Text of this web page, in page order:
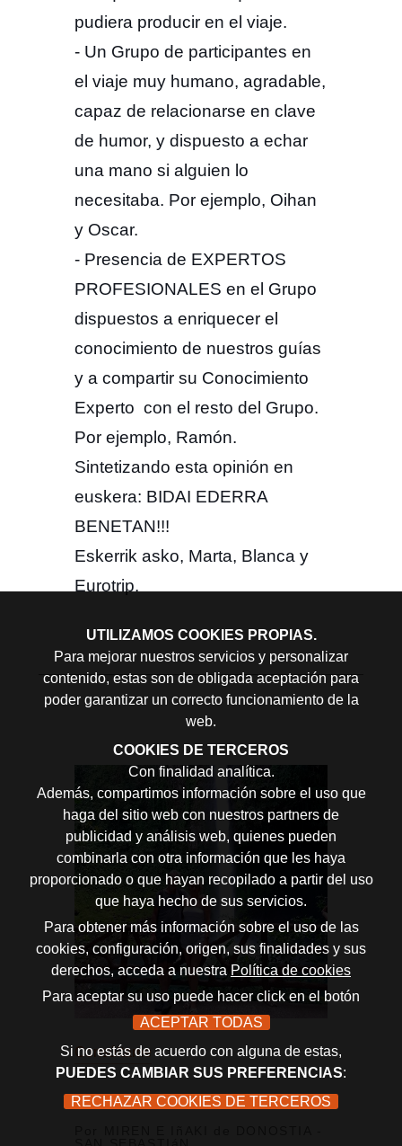
UTILIZAMOS COOKIES PROPIAS.
Para mejorar nuestros servicios y personalizar
contenido, estas son de obligada aceptación para
poder garantizar un correcto funcionamiento de la
web.
COOKIES DE TERCEROS
Con finalidad analítica.
Además, compartimos información sobre el uso que
haga del sitio web con nuestros partners de
publicidad y análisis web, quienes pueden
combinarla con otra información que les haya
proporcionado o que hayan recopilado a partir del uso
que haya hecho de sus servicios.
Para obtener más información sobre el uso de las
cookies, configuración, origen, sus finalidades y sus
derechos, acceda a nuestra Política de cookies
Para aceptar su uso puede hacer click en el botón
ACEPTAR TODAS
Si no estás de acuerdo con alguna de estas,
PUEDES CAMBIAR SUS PREFERENCIAS:
RECHAZAR COOKIES DE TERCEROS
pudiera producir en el viaje.
- Un Grupo de participantes en
el viaje muy humano, agradable,
capaz de relacionarse en clave
de humor, y dispuesto a echar
una mano si alguien lo
necesitaba. Por ejemplo, Oihan
y Oscar.
- Presencia de EXPERTOS
PROFESIONALES en el Grupo
dispuestos a enriquecer el
conocimiento de nuestros guías
y a compartir su Conocimiento
Experto con el resto del Grupo.
Por ejemplo, Ramón.
Sintetizando esta opinión en
euskera: BIDAI EDERRA
BENETAN!!!
Eskerrik asko, Marta, Blanca y
Eurotrip.
Consúltame
COSTA RICA